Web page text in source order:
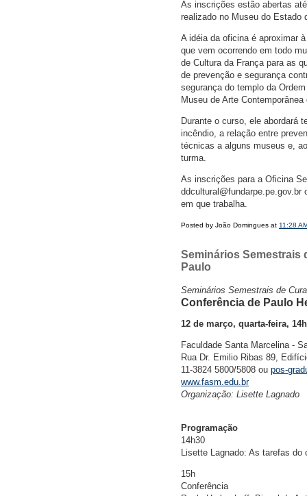
As inscrições estão abertas
realizado no Museu do Estado
A idéia da oficina é aproximar
que vem ocorrendo em todo
de Cultura da França para as
de prevenção e segurança
segurança do templo da
Museu de Arte Contemporânea
Durante o curso, ele abordará
incêndio, a relação entre
técnicas a alguns museus e,
turma.
As inscrições para a Oficina
em que trabalha.
Posted by João Domingues at 11:28
Seminários Semestrais
Paulo
Seminários Semestrais de
Conferência de Paulo
12 de março, quarta-feira,
Faculdade Santa Marcelina -
Rua Dr. Emilio Ribas 89,
11-3824 5800/5808 ou pos-
www.fasm.edu.br
Organização: Lisette Lagnado
Programação
14h30
Lisette Lagnado: As tarefas do
15h
Conferência